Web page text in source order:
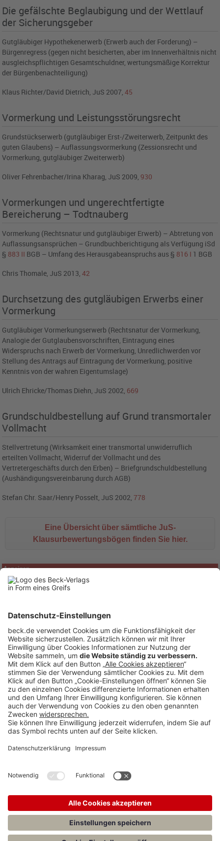
Die gefälschte Beglaubigung und der Wettlauf
der Sicherungsgeber
Gutgläubiger Hypothekenerwerb (Erwerb auch der Forderung) –
Bürgenregress (gegen nicht besicherten, aber im Innenverhältnis nicht
ausgleichspflichtigen Gesamtschuldner, wertungsmäßige Korrektur
der Bürgenbenachteiligung)
Klaus Richter/David Dietrich, JuS 2007,45
Vormerkung und Leistungsstörungsrecht
Grundstückserwerb (gutgläubiger Erst-/Zweiterwerb, Zeitpunkt des
guten Glaubens) – Auflassungsvormerkung (Zessionsrecht und
Vormerkung, gutgläubiger Zweiterwerb)
Oliver Fehrenbacher/Irina Kharag, JuS 2009,930
Vormerkungen und ungerechtfertigte
Bereicherung – Todtnauberg
Vormerkung (Rechtsnatur und gutgläubiger Erwerb) – Abtretung von
Auflassungsansprüchen – Grundbuchberichtigung als Verfügung iSd
§ 883 II BGB – Umfang des Herausgabeanspruchs aus § 816 I 1 BGB
Chris Thomale, JuS 2013,42
Durchsetzung des gutgläubigen Erwerbs einer
Vormerkung
Gutgläubiger Vormerkungserwerb (Rechtsnatur der Vormerkung,
Analogie der Gutglaubensvorschriften, Eintragung eines
Widerspruchs nach Erwerb der Vormerkung, Unredlichwerden vor
Stellung des Antrags auf Eintragung der Vormerkung, positive
Kenntnis von der wahren Eigentumslage)
Ulrich Ehricke/Thomas Diehn, JuS 2002, 669
Grundschuldbestellung auf Grund transmortaler
Vollmacht
Stellvertretung (Wirksamkeit einer transmortal unwiderruflich
erteilten Vollmacht, Widerruf der Vollmacht und des
Vertretergeschäfts durch den Erben) – Briefgrundschuldbestellung
(Aushändigungsvereinbarung durch AGB)
Stefan Chr. Saar/Henry Posselt, JuS 2002,778
Eine Übersicht über sämtliche JuS-
Klausurbewertungsbögen finden Sie hier.
Anzeigen
BECK Stellenmarkt